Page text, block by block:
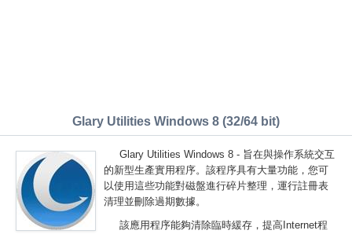
Glary Utilities Windows 8 (32/64 bit)
Glary Utilities Windows 8 - 旨在與操作系統交互
的新型生產實用程序。該程序具有大量功能，您可
以使用這些功能對磁盤進行碎片整理，運行註冊表
清理並刪除過期數據。
該應用程序能夠清除臨時緩存，提高Internet程